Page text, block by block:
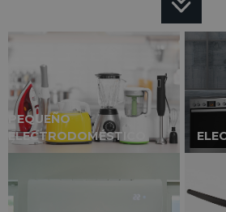
fiel compromiso con el medio
Un aparato con el mejor
energético mucho menor. ¡Ahorra
mes!
CONSUMO
, que te
PEQUEÑO
ELECTRODOMÉSTICO